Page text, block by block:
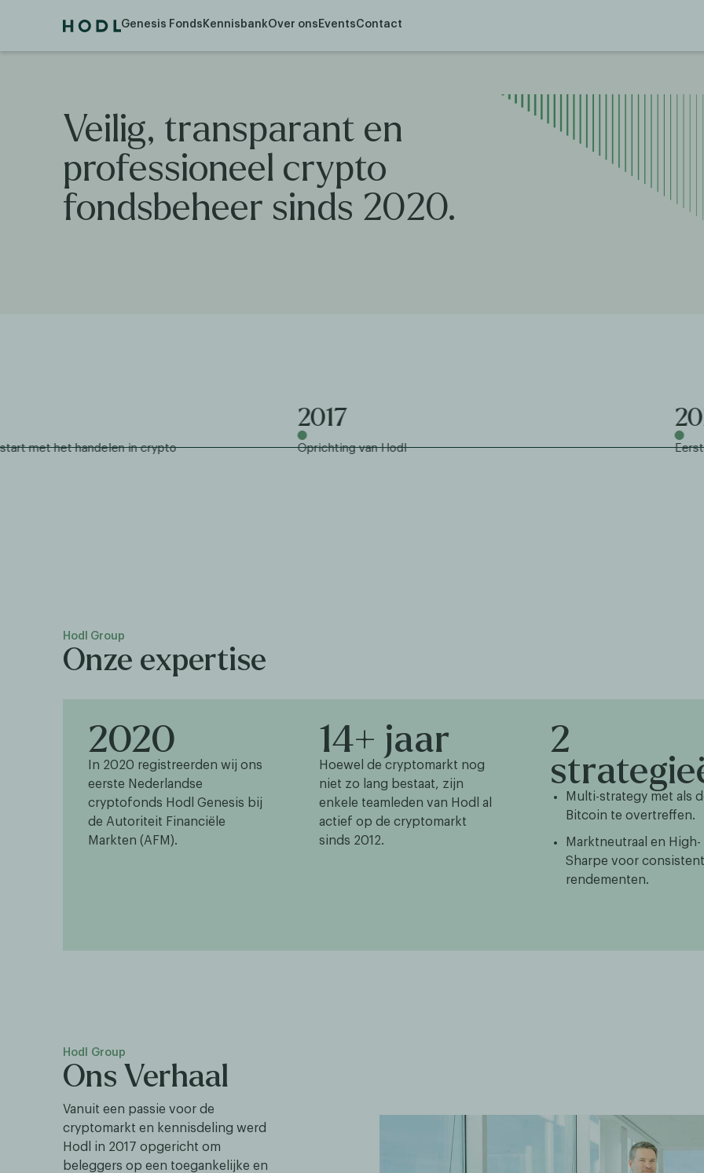
Genesis Fonds KennisbankOver ons EventsContact
Veilig, transparant en
professioneel crypto
fondsbeheer sinds 2020.
met het handelen in crypto
2017
Oprichting van Hodl Eerste
Hodl Group
Onze expertise
2020
In 2020 registreerden wij ons
eerste Nederlandse
cryptofonds Hodl Genesis bij
de Autoriteit Financiële
Markten (AFM).
14+ jaar
Hoewel de cryptomarkt nog
niet zo lang bestaat, zijn
enkele teamleden van Hodl al
actief op de cryptomarkt
sinds 2012.
2
Multi-strategy met als
Bitcoin te overtreffen.
Marktneutraal en High-
Sharpe voor
rendementen.
Hodl Group
Ons Verhaal
Vanuit een passie voor de
cryptomarkt en kennisdeling werd
Hodl in 2017 opgericht om
beleggers op een toegankelijke en